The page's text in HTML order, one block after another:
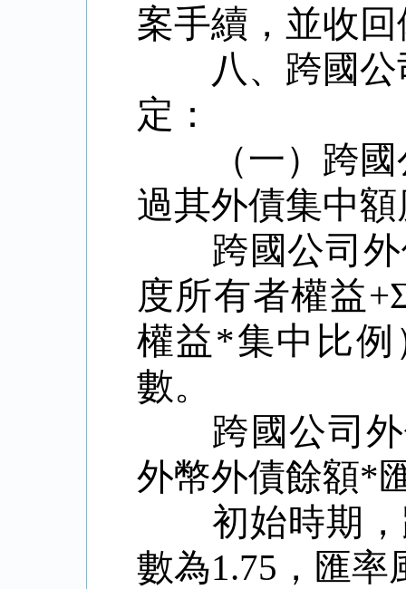
案手續，並收
八、跨國
定：
（一）跨
過其外債集中
跨國公司
度所有者權益
權益*集中比例
數。
跨國公司
外幣外債餘額*
初始時期
數為1.75 ，匯